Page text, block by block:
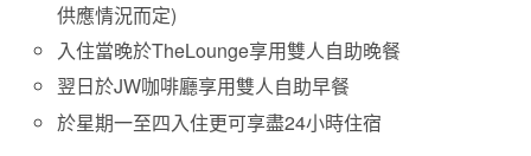
供應情況而定)
入住當晚於TheLounge享用雙人自助晚餐
翌日於JW咖啡廳享用雙人自助早餐
於星期一至四入住更可享盡24小時住宿